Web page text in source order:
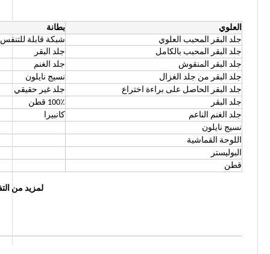
العلوي
بطانة
جلد البقر المحبب العلوي
شبكة قابلة للتنفس
جلد البقر المحبب بالكامل
جلد البقر
جلد البقر المنقوش
جلد الغنم
جلد البقر من جلد الغزال
نسيج نايلون
جلد البقر الحاصل على براءة اختراع
جلد غير حقيقي
جلد البقر
100٪ قطن
جلد الغنم الناعم
كانبيرا
نسيج نايلون
اللوحة القماشية
البوليستر
قطن
لمزيد من